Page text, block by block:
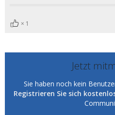
1
Jetzt
Sie haben noch kein
Registrieren Sie sich